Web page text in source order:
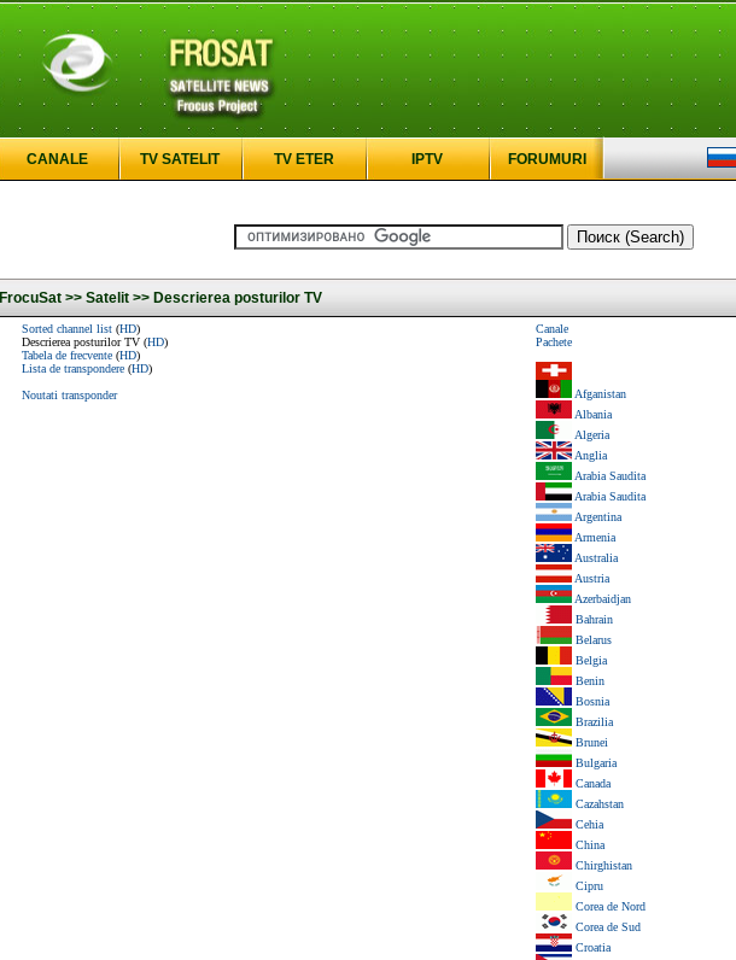
CANALE TV SATELIT TV ETER IPTV FORUMURI
FrocuSat >> Satelit >> Descrierea posturilor TV
Sorted channel list (HD)
Descrierea posturilor TV (HD)
Tabela de frecvente (HD)
Lista de transpondere (HD)
Noutati transponder
Canale
Pachete
Afganistan
Albania
Algeria
Anglia
Arabia Saudita
Arabia Saudita
Argentina
Armenia
Australia
Austria
Azerbaidjan
Bahrain
Belarus
Belgia
Benin
Bosnia
Brazilia
Brunei
Bulgaria
Canada
Cazahstan
Cehia
China
Chirghistan
Cipru
Corea de Nord
Corea de Sud
Croatia